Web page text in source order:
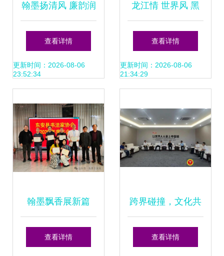
翰墨扬清风 廉韵润
初心——运城师范
高等专科学校组织
作品展暨交流活动
侧记
查看详情
更新时间：2026-08-06
23:52:34
龙江情 世界风 黑
龙江省中外文化交
流中心赋能高校文
查看详情
更新时间：2026-08-06
21:34:29
翰墨飘香展新篇
——东安县书法家
查看详情
跨界碰撞，文化共
融 贾湖酒业走进卫
查看详情